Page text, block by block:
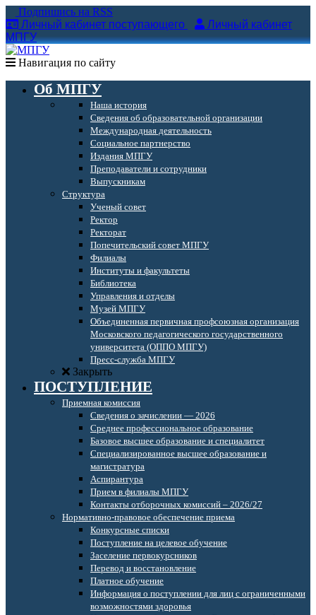
Подпишись на RSS
Личный кабинет поступающего
Личный кабинет
МПГУ
Навигация по сайту
Об МПГУ
Наша история
Сведения об образовательной организации
Международная деятельность
Социальное партнерство
Издания МПГУ
Преподаватели и сотрудники
Выпускникам
Структура
Ученый совет
Ректор
Ректорат
Попечительский совет МПГУ
Филиалы
Институты и факультеты
Библиотека
Управления и отделы
Музей МПГУ
Объединенная первичная профсоюзная организация
Московского педагогического государственного
университета (ОППО МПГУ)
Пресс-служба МПГУ
Закрыть
ПОСТУПЛЕНИЕ
Приемная комиссия
Сведения о зачислении — 2026
Среднее профессиональное образование
Базовое высшее образование и специалитет
Специализированное высшее образование и
магистратура
Аспирантура
Прием в филиалы МПГУ
Контакты отборочных комиссий – 2026/27
Нормативно-правовое обеспечение приема
Конкурсные списки
Поступление на целевое обучение
Заселение первокурсников
Перевод и восстановление
Платное обучение
Информация о поступлении для лиц с ограниченными
возможностями здоровья